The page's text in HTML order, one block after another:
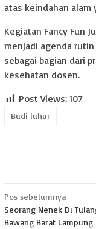
atas keindahan alam
Kegiatan Fancy Fun
menjadi agenda rutin
sebagai bagian dari
kesehatan dosen.
Post Views: 107
Budi luhur
Navigasi
pos
Pos sebelumnya
Seorang Nenek Di
Bawang Barat Lampung